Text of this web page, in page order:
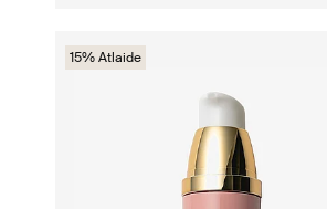
15% Atlaide